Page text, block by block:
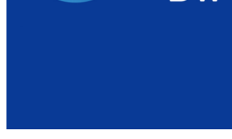
サングラス